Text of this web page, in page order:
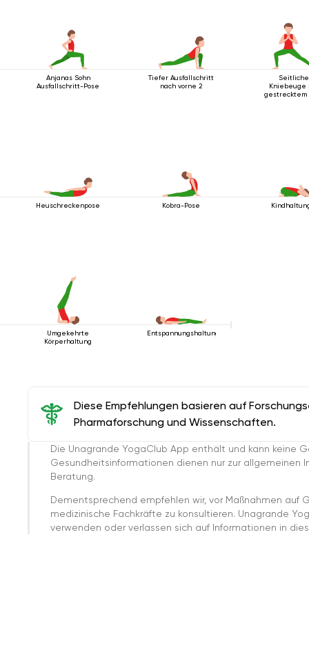
Anjanas Sohn
Ausfallschritt-Pose
Tiefer Ausfallschritt
nach vorne 2
Seitliche
Kniebeuge
gestrecktem
Heuschreckenpose Kobra-Pose
Umgekehrte
Körperhaltung
Entspannungshaltung
Diese Empfehlungen basieren auf
Pharmaforschung und Wissenschaften.
Die Unagrande YogaClub App enthält und kann keine
Gesundheitsinformationen dienen nur zur
Beratung.
Dementsprechend empfehlen wir, vor Maßnahmen auf
medizinische Fachkräfte zu konsultieren. Unagrande
verwenden oder verlassen sich auf Informationen in